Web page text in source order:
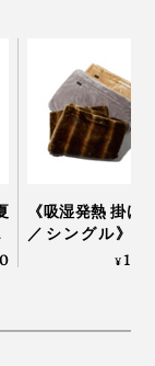
や青空や雲、緑
も同じく平均
ないリラックス
レーを見る時
《吸湿発熱 掛け
／シングル》1
5℃アップ！ 軽
¥